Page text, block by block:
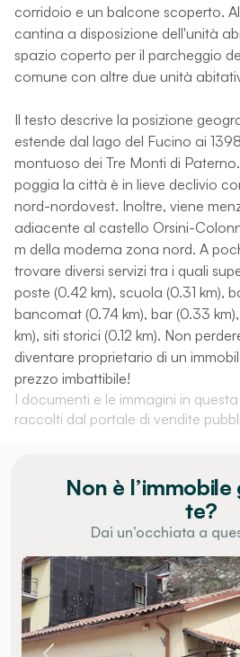
corridoio e un balcone scoperto.
cantina a disposizione dell'unità
spazio coperto per il parcheggio
comune con altre due unità
Il testo descrive la posizione
estende dal lago del Fucino ai
montuoso dei Tre Monti di
poggia la città è in lieve declivio
nord-nordovest. Inoltre, viene
adiacente al castello Orsini-
m della moderna zona nord. A
trovare diversi servizi tra i quali
poste (0.42 km), scuola (0.31 km),
bancomat (0.74 km), bar (0.33
km), siti storici (0.12 km). Non
diventare proprietario di un
prezzo imbattibile!
I documenti e le immagini in
raccolti dal portale di vendite
Non è
te?
Dai un’occhiata a